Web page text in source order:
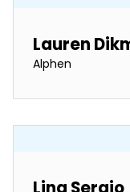
Lauren
Alphen